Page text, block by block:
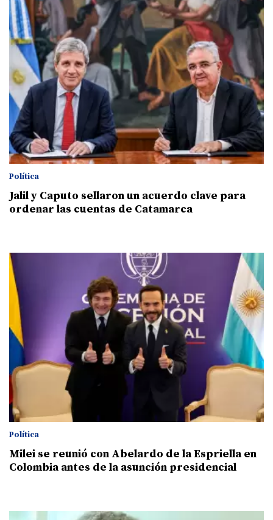
Política
Jalil y Caputo sellaron un acuerdo clave para
ordenar las cuentas de Catamarca
Política
Milei se reunió con Abelardo de la Espriella en
Colombia antes de la asunción presidencial